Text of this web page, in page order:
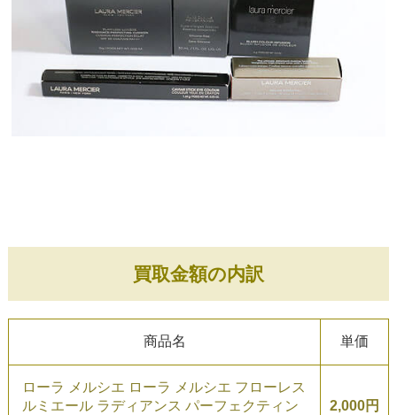
買取金額の内訳
商品名 単価
ローラ メルシエ ローラ メルシエ フローレス
ルミエール ラディアンス パーフェクティン
2,000円